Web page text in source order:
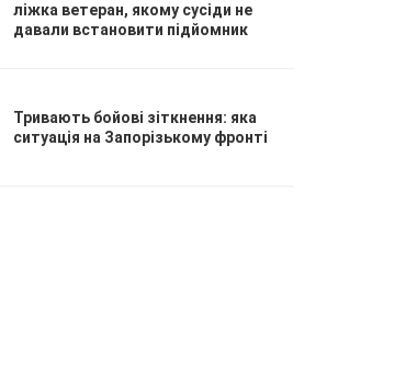
ліжка ветеран, якому сусіди не
давали встановити підйомник
Тривають бойові зіткнення: яка
ситуація на Запорізькому фронті